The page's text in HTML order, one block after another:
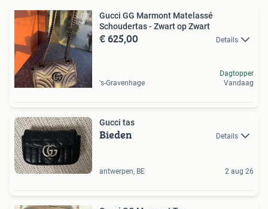
Gucci GG Marmont Matelassé
Schoudertas - Zwart op Zwart
€ 625,00 Details
's-Gravenhage
Dagtopper
Vandaag
Gucci tas
Bieden Details
antwerpen, BE 2 aug 26